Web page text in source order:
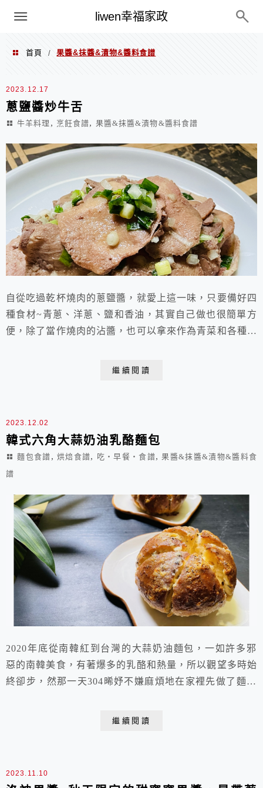
liwen幸福家政
menu
首頁 / 果醬&抹醬&漬物&醬料食譜
果醬&抹醬&漬物&醬料食譜
2023.12.17
蔥鹽醬炒牛舌
牛羊料理 , 烹飪食譜, 果醬&抹醬&漬物&醬料食譜
自從吃過乾杯燒肉的蔥鹽醬，就愛上這一味，只要備好四
種食材~青蔥、洋蔥、鹽和香油，其實自己做也很簡單方
便，除了當作燒肉的沾醬，也可以拿來作為青菜和各種肉
繼續閱讀
2023.12.02
韓式六角大蒜奶油乳酪麵包
麵包食譜 ,烘焙食譜, 吃‧早餐‧食譜,果醬&抹醬&漬物&醬料食
譜
2020年底從南韓紅到台灣的大蒜奶油麵包，一如許多邪
惡的南韓美食，有著爆多的乳酪和熱量，所以觀望多時始
終卻步，然那一天304晞妤不嫌麻煩地在家裡先做了麵糰
繼續閱讀
2023.11.10